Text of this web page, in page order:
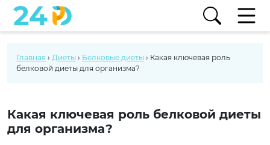
Главная › Диеты › Белковые диеты › Какая ключевая роль
белковой диеты для организма?
Какая ключевая роль белковой диеты
для организма?